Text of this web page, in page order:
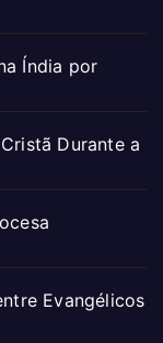
Índia por
Durante a
Evangélicos